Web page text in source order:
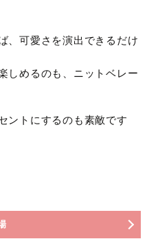
、可愛さを演出できるだけ
しめるのも、ニットベレー
ントにするのも素敵です